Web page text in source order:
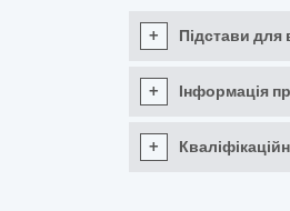
+ Підстави для
+ Інформація
+